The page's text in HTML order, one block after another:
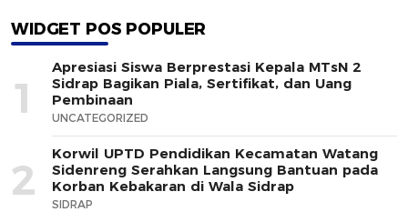
WIDGET POS POPULER
1
Apresiasi Siswa Berprestasi Kepala MTsN 2
Sidrap Bagikan Piala, Sertifikat, dan Uang
Pembinaan
UNCATEGORIZED
2
Korwil UPTD Pendidikan Kecamatan Watang
Sidenreng Serahkan Langsung Bantuan pada
Korban Kebakaran di Wala Sidrap
SIDRAP